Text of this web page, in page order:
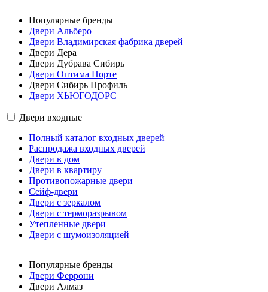
Популярные бренды
Двери Альберо
Двери Владимирская фабрика дверей
Двери Дера
Двери Дубрава Сибирь
Двери Оптима Порте
Двери Сибирь Профиль
Двери ХЬЮГОДОРС
Двери входные
Полный каталог входных дверей
Распродажа входных дверей
Двери в дом
Двери в квартиру
Противопожарные двери
Сейф-двери
Двери с зеркалом
Двери с терморазрывом
Утепленные двери
Двери с шумоизоляцией
Популярные бренды
Двери Феррони
Двери Алмаз